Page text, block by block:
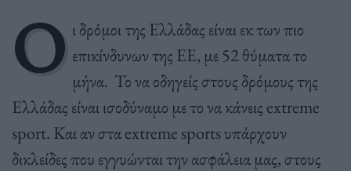
Ο ι δρόμοι της Ελλάδας είναι εκ των πιο
επικίνδυνων της ΕΕ, με 52 θύματα το
μήνα. Το να οδηγείς στους δρόμους της
Ελλάδας είναι ισοδύναμο με το να κάνεις extreme
sport. Και αν στα extreme sports υπάρχουν
δικλείδες που εγγυώνται την ασφάλεια μας, στους